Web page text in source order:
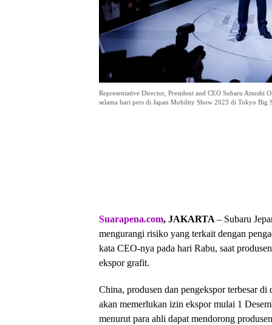
Representative Director, President and CEO Subaru
selama hari pers di Japan Mobility Show 2023 di Tokyo Big
Suarapena.com, JAKARTA – Subaru
mengurangi risiko yang terkait dengan
kata CEO-nya pada hari Rabu, saat
ekspor grafit.
China, produsen dan pengekspor terbesar
akan memerlukan izin ekspor mulai 1
menurut para ahli dapat mendorong